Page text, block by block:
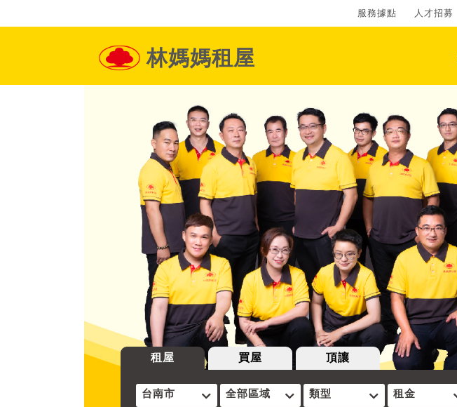
服務據點 人才招募
林媽媽租屋
租屋 買屋 頂讓
台南市 全部區域 類型 租金